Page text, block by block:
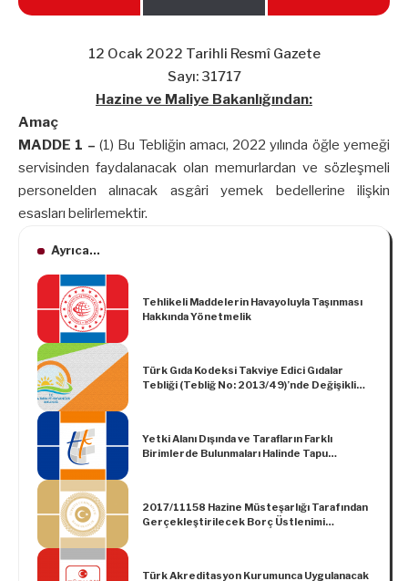
12 Ocak 2022 Tarihli Resmî Gazete
Sayı: 31717
Hazine ve Maliye Bakanlığından:
Amaç
MADDE 1 – (1) Bu Tebliğin amacı, 2022 yılında öğle yemeği
servisinden faydalanacak olan memurlardan ve sözleşmeli
personelden alınacak asgâri yemek bedellerine ilişkin
esasları belirlemektir.
Ayrıca...
Tehlikeli Maddelerin Havayoluyla Taşınması
Hakkında Yönetmelik
Türk Gıda Kodeksi Takviye Edici Gıdalar
Tebliği (Tebliğ No: 2013/49)’nde Değişiklik
Yetki Alanı Dışında ve Tarafların Farklı
Birimlerde Bulunmaları Halinde Tapu
2017/11158 Hazine Müsteşarlığı Tarafından
Gerçekleştirilecek Borç Üstlenimi
Türk Akreditasyon Kurumunca Uygulanacak